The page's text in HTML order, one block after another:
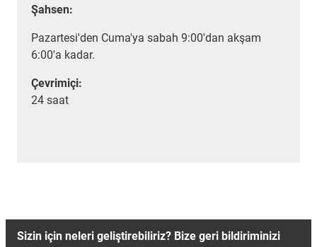
Şahsen:
Pazartesi'den Cuma'ya sabah 9:00'dan akşam
6:00'a kadar.
Çevrimiçi:
24 saat
Sizin için neleri geliştirebiliriz? Bize geri bildiriminizi